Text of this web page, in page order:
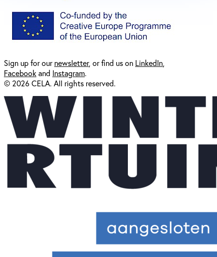
Sign up for ournewsletter, or find us on LinkedIn
Facebookand Instagram.
© 2026 CELA. All rights reserved.